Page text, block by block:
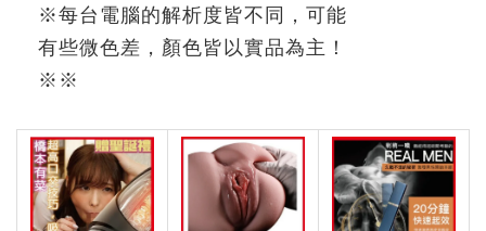
※每台電腦的解析度皆不同，可能
有些微色差，顏色皆以實品為主！
※ ※